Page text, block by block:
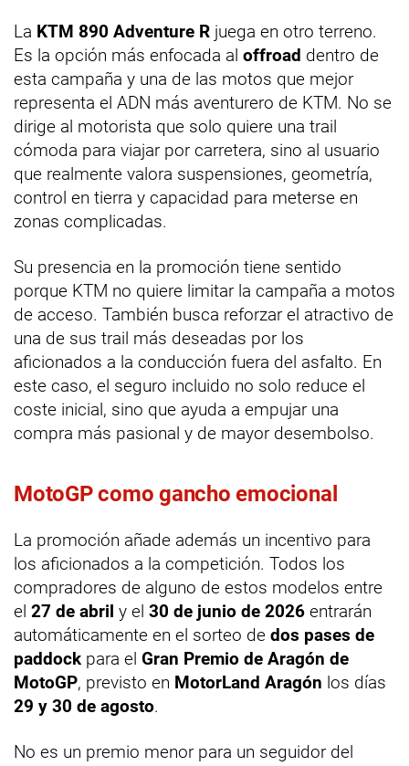
La KTM 890 Adventure R juega en otro terreno.
Es la opción más enfocada al offroad dentro de
esta campaña y una de las motos que mejor
representa el ADN más aventurero de KTM. No se
dirige al motorista que solo quiere una trail
cómoda para viajar por carretera, sino al usuario
que realmente valora suspensiones, geometría,
control en tierra y capacidad para meterse en
zonas complicadas.
Su presencia en la promoción tiene sentido
porque KTM no quiere limitar la campaña a motos
de acceso. También busca reforzar el atractivo de
una de sus trail más deseadas por los
aficionados a la conducción fuera del asfalto. En
este caso, el seguro incluido no solo reduce el
coste inicial, sino que ayuda a empujar una
compra más pasional y de mayor desembolso.
MotoGP como gancho emocional
La promoción añade además un incentivo para
los aficionados a la competición. Todos los
compradores de alguno de estos modelos entre
el 27 de abril y el 30 de junio de 2026 entrarán
automáticamente en el sorteo de dos pases de
paddock para el Gran Premio de Aragón de
MotoGP, previsto en MotorLand Aragón los días
29 y 30 de agosto.
No es un premio menor para un seguidor del